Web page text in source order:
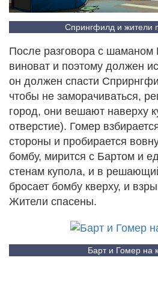
Спрингфилд и жители
После разговора с шаманом
виноват и поэтому должен
он должен спасти
чтобы не заморачиваться,
город, они вешают наверху
отверстие). Гомер
стороны и пробирается
бомбу, мирится с Бартом и
стенам купола, и в
бросает бомбу кверху, и
Жители спасены.
Барт и Гомер на